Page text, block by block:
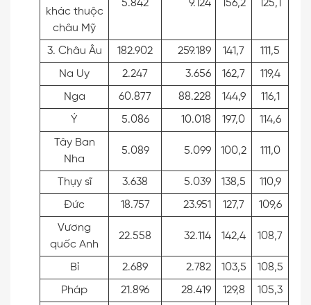
khác thuộc
châu Mỹ
5.842 9.124 156,2 125,1
3. Châu Âu 182.902 259.189 141,7 111,5
Na Uy 2.247 3.656 162,7 119,4
Nga 60.877 88.228 144,9 116,1
Ý 5.086 10.018 197,0 114,6
Tây Ban
Nha
5.089 5.099 100,2 111,0
Thụy sĩ 3.638 5.039 138,5 110,9
Đức 18.757 23.951 127,7 109,6
Vương
quốc Anh
22.558 32.114 142,4 108,7
Bỉ 2.689 2.782 103,5 108,5
Pháp 21.896 28.419 129,8 105,3